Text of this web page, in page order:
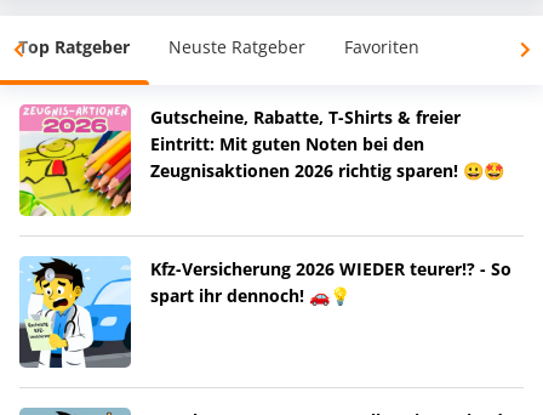
Top Ratgeber Neuste Ratgeber Favoriten
Gutscheine, Rabatte, T-Shirts & freier
Eintritt: Mit guten Noten bei den
Zeugnisaktionen 2026 richtig sparen! 😀🤩
Kfz-Versicherung 2026 WIEDER teurer!? - So
spart ihr dennoch! 🚗💡